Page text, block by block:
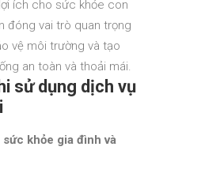
ích cho sức khỏe con
đóng vai trò quan trọng
vệ môi trường và tạo
an toàn và thoải mái.
sử dụng dịch vụ
khỏe gia đình và